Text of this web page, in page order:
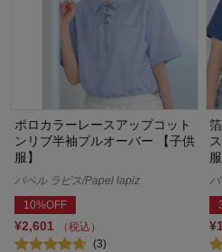
ポロカラーレースアップコット
ンリブ半袖プルオーバー 【子供
服】
パペル ラピス/Papel lapiz
10%OFF
¥2,601
（税込）
(3)
服